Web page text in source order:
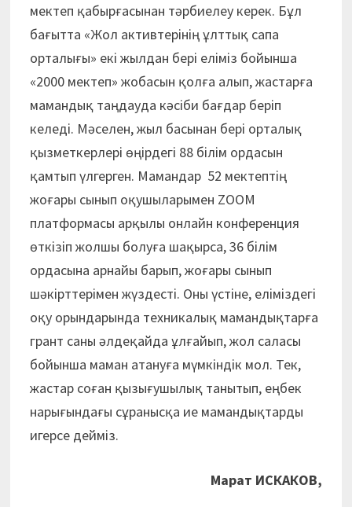
мектеп қабырғасынан тәрбиелеу керек. Бұл
бағытта «Жол активтерінің ұлттық сапа
орталығы» екі жылдан бері еліміз бойынша
«2000 мектеп» жобасын қолға алып, жастарға
мамандық таңдауда кәсіби бағдар беріп
келеді. Мәселен, жыл басынан бері орталық
қызметкерлері өңірдегі 88 білім ордасын
қамтып үлгерген. Мамандар 52 мектептің
жоғары сынып оқушыларымен ZOOM
платформасы арқылы онлайн конференция
өткізіп жолшы болуға шақырса, 36 білім
ордасына арнайы барып, жоғары сынып
шәкірттерімен жүздесті. Оны үстіне, еліміздегі
оқу орындарында техникалық мамандықтарға
грант саны әлдеқайда ұлғайып, жол саласы
бойынша маман атануға мүмкіндік мол. Тек,
жастар соған қызығушылық танытып, еңбек
нарығындағы сұранысқа ие мамандықтарды
игерсе дейміз.
Марат ИСКАКОВ,